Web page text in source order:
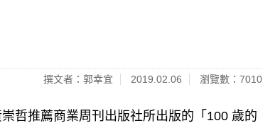
撰文者：郭幸宜 2019.02.06 瀏覽數：7010
哲推薦商業周刊出版社所出版的「100 歲的